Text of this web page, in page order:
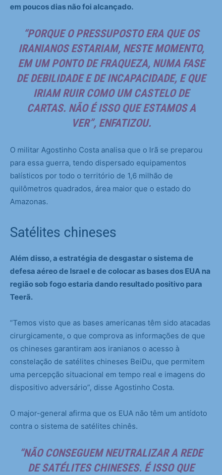
em poucos dias não foi alcançado.
“PORQUE O PRESSUPOSTO ERA QUE OS
IRANIANOS ESTARIAM, NESTE MOMENTO,
EM UM PONTO DE FRAQUEZA, NUMA FASE
DE DEBILIDADE E DE INCAPACIDADE, E QUE
IRIAM RUIR COMO UM CASTELO DE
CARTAS. NÃO É ISSO QUE ESTAMOS A
VER”, ENFATIZOU.
O militar Agostinho Costa analisa que o Irã se preparou
para essa guerra, tendo dispersado equipamentos
balísticos por todo o território de 1,6 milhão de
quilômetros quadrados, área maior que o estado do
Amazonas.
Satélites chineses
Além disso, a estratégia de desgastar o sistema de
defesa aéreo de Israel e de colocar as bases dos EUA na
região sob fogo estaria dando resultado positivo para
Teerã.
“Temos visto que as bases americanas têm sido atacadas
cirurgicamente, o que comprova as informações de que
os chineses garantiram aos iranianos o acesso à
constelação de satélites chineses BeiDu, que permitem
uma percepção situacional em tempo real e imagens do
dispositivo adversário”, disse Agostinho Costa.
O major-general afirma que os EUA não têm um antídoto
contra o sistema de satélites chinês.
“NÃO CONSEGUEM NEUTRALIZAR A REDE
DE SATÉLITES CHINESES. É ISSO QUE